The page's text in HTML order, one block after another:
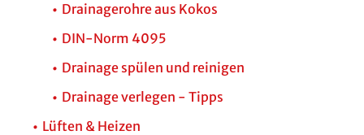
Drainagerohre aus Kokos
DIN-Norm 4095
Drainage spülen und reinigen
Drainage verlegen - Tipps
Lüften & Heizen